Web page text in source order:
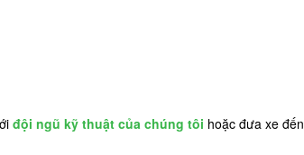
đội ngũ kỹ thuật của chúng tôi hoặc đưa xe đến